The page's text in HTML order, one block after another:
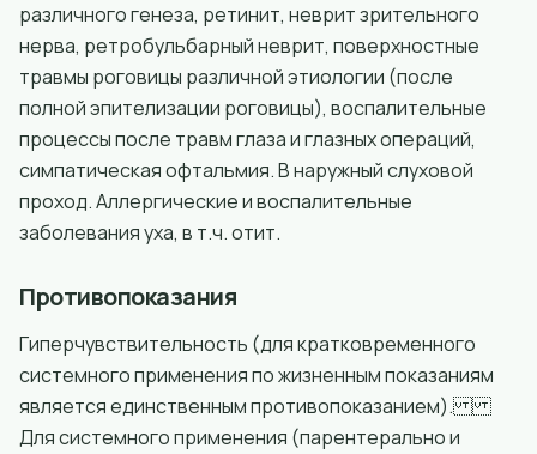
различного генеза, ретинит, неврит зрительного
нерва, ретробульбарный неврит, поверхностные
травмы роговицы различной этиологии (после
полной эпителизации роговицы), воспалительные
процессы после травм глаза и глазных операций,
симпатическая офтальмия. В наружный слуховой
проход. Аллергические и воспалительные
заболевания уха, в т.ч. отит.
Противопоказания
Гиперчувствительность (для кратковременного
системного применения по жизненным показаниям
является единственным противопоказанием).
Для системного применения (парентерально и